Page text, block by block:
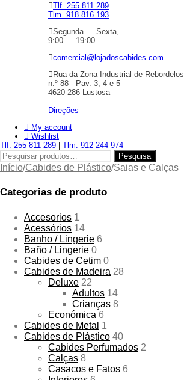
Tlf. 255 811 289
Tlm. 918 816 193
Segunda — Sexta,
9:00 — 19:00
comercial@lojadoscabides.com
Rua da Zona Industrial de Rebordelos,
n.º 88 - Pav. 3, 4 e 5
4620-286 Lustosa
Direções
My account
Wishlist
Tlf. 255 811 289 | Tlm. 912 244 974
Pesquisar
por:
Pesquisa
Início/Cabides de Plástico/Saias e Calças
Categorias de produto
Accesorios 1
Acessórios 14
Banho / Lingerie 6
Baño / Lingerie 0
Cabides de Cetim 0
Cabides de Madeira 28
Deluxe 22
Adultos 14
Crianças 8
Económica 6
Cabides de Metal 1
Cabides de Plástico 40
Cabides Perfumados 2
Calças 8
Casacos e Fatos 6